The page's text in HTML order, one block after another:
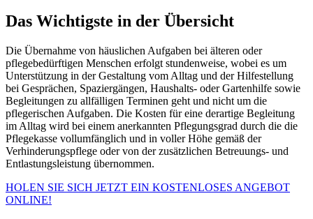
Das Wichtigste in der Übersicht
Die Übernahme von häuslichen Aufgaben bei älteren oder
pflegebedürftigen Menschen erfolgt stundenweise, wobei es um
Unterstützung in der Gestaltung vom Alltag und der Hilfestellung
bei Gesprächen, Spaziergängen, Haushalts- oder Gartenhilfe sowie
Begleitungen zu allfälligen Terminen geht und nicht um die
pflegerischen Aufgaben. Die Kosten für eine derartige Begleitung
im Alltag wird bei einem anerkannten Pflegungsgrad durch die die
Pflegekasse vollumfänglich und in voller Höhe gemäß der
Verhinderungspflege oder von der zusätzlichen Betreuungs- und
Entlastungsleistung übernommen.
HOLEN SIE SICH JETZT EIN KOSTENLOSES ANGEBOT
ONLINE!